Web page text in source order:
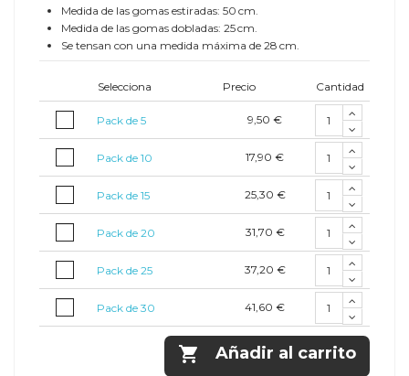
Medida de las gomas estiradas: 50 cm.
Medida de las gomas dobladas: 25 cm.
Se tensan con una medida máxima de 28 cm.
Selecciona Precio Cantidad
Pack de 5 9,50 €
Pack de 10 17,90 €
Pack de 15 25,30 €
Pack de 20 31,70 €
Pack de 25 37,20 €
Pack de 30 41,60 €
 Añadir al carrito